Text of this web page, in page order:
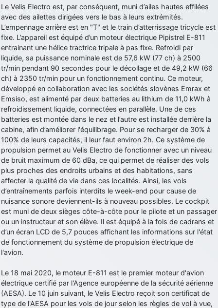
little boy
: je vous souhaite un bon réveillon pour cette nouvelle
année!
jericho: Merci D9pouces, à mon tour de souhaiter un Joyeux Noël
et de bonnes fêtes de fin d'année.
d9pouces: Joyeux Noël à tous !
d9pouces : mais tu peux tenter l'un des rares lycées militaires
comme le Prytanée dans la Sarthe, ça ne peut pas faire de mal !
d9pouces: C'est plutôt après le lycée, voire après une prépa
scientifique, tu as donc encore un peu de temps devant toi
yaellerigolow
: bonjour a tous je suis un élève de première
passionnée par l'aviation militaire , pourrais je savoir que faire après
le lycée pour s'orienter et pouvoir devenir officier de l'armée de l'air?
d9pouces: lesquels, par exemple ?
mahmoud: bonsoir, très instructif ce site .mais nous aimerions avoir
les photo des anciens appareils de l'armée de l'air de la haute -volta
d9pouces: Ça me casse quand même bien les pieds, j’avoue
jericho: Pour moi tout est à nouveau OK dirait-on… Merci à toi.
d9pouces: En espérant n’avoir coupé les accessoires de personne
au passage !
d9pouces
d9pouces: cette fois, c'est le Brésil et Singapour qui mettent le site
par terre
jericho : Ah ben je peux te confirmer que j'étais resté dans le filtre…
Le Velis Electro est, par conséquent, muni d’ailes hautes effilées
avec des ailettes dirigées vers le bas à leurs extrémités.
L’empennage arrière est en "T" et le train d’atterrissage tricycle est
fixe. L’appareil est équipé d’un moteur électrique Pipistrel E-811
entrainant une hélice tractrice tripale à pas fixe. Refroidi par
liquide, sa puissance nominale est de 57,6 kW (77 ch) à 2500
tr/min pendant 90 secondes pour le décollage et de 49,2 kW (66
ch) à 2350 tr/min pour un fonctionnement continu. Ce moteur,
développé en collaboration avec les sociétés slovènes Emrax et
Emsiso, est alimenté par deux batteries au lithium de 11,0 kWh à
refroidissement liquide, connectées en parallèle. Une de ces
batteries est montée dans le nez et l’autre est installée derrière la
cabine, afin d’améliorer l'équilibrage. Pour se recharger de 30% à
100% de leurs capacités, il leur faut environ 2h. Ce système de
propulsion permet au Velis Electro de fonctionner avec un niveau
de bruit maximum de 60 dBa, ce qui permet de réaliser des vols
plus proches des endroits urbains et des habitations, sans
affecter la qualité de vie dans ces localités. Ainsi, les vols
d’entraînements parfois interdits le week-end pour cause de
nuisance sonore deviennent-ils à nouveau possibles. Le cockpit
est muni de deux sièges côte-à-côte pour le pilote et un passager
ou un instructeur et son élève. Il est équipé à la fois de cadrans et
d’un écran LCD de 5,7 pouces affichant les informations sur l'état
de fonctionnement du système de propulsion électrique de
l'avion.
Le 18 mai 2020, le moteur E-811 est le premier moteur d'avion
électrique certifié par l'Agence européenne de la sécurité aérienne
(AESA). Le 10 juin suivant, le Velis Electro reçoit son certificat de
type de l'AESA pour les vols de jour selon les règles de vol à vue,